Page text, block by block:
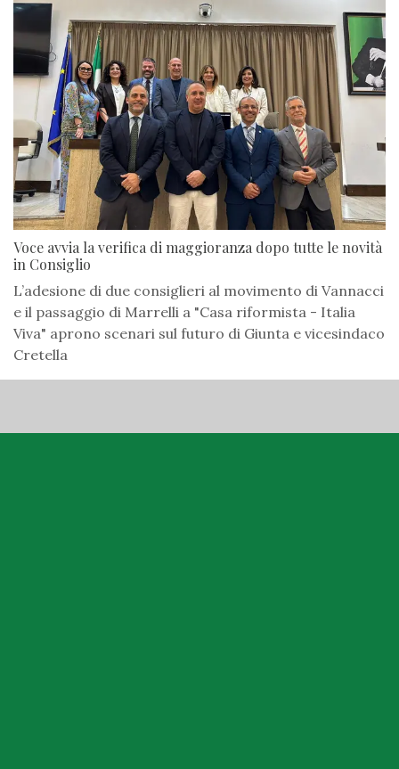
Voce avvia la verifica di maggioranza dopo tutte le novità
in Consiglio
L’adesione di due consiglieri al movimento di Vannacci
e il passaggio di Marrelli a "Casa riformista - Italia
Viva" aprono scenari sul futuro di Giunta e vicesindaco
Cretella